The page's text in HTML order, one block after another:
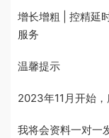
增长增粗 | 控精延
服务
温馨提示
2023年11月开始，
我将会资料一对一